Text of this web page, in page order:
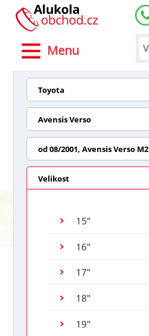
Menu
Toyota
Avensis Verso
od 08/2001, Avensis Verso M2
Velikost
15"
16"
17"
18"
19"